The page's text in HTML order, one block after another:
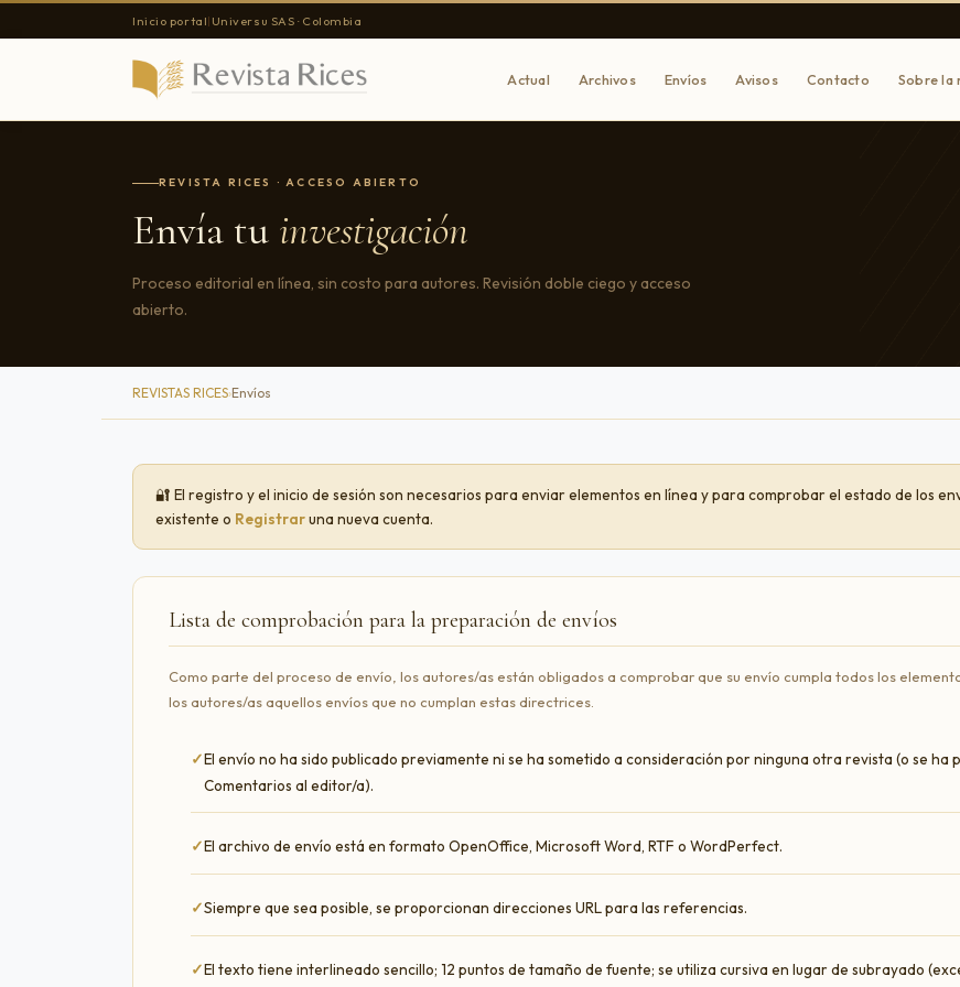
Inicio portal| Universu SAS · Colombia
Actual Archivos Envíos Avisos Contacto Sobre la
REVISTA RICES · ACCESO ABIERTO
Envía tu investigación
Proceso editorial en línea, sin costo para autores. Revisión doble ciego y acceso
abierto.
REVISTAS RICES›Envíos
🔐 El registro y el inicio de sesión son necesarios para enviar elementos en línea y para comprobar el estado de los
existente o Registraruna nueva cuenta.
Lista de comprobación para la preparación de envíos
Como parte del proceso de envío, los autores/as están obligados a comprobar que su envío cumpla todos los
los autores/as aquellos envíos que no cumplan estas directrices.
El envío no ha sido publicado previamente ni se ha sometido a consideración por ninguna otra revista (o se
Comentarios al editor/a).
El archivo de envío está en formato OpenOffice, Microsoft Word, RTF o WordPerfect.
Siempre que sea posible, se proporcionan direcciones URL para las referencias.
El texto tiene interlineado sencillo; 12 puntos de tamaño de fuente; se utiliza cursiva en lugar de subrayado